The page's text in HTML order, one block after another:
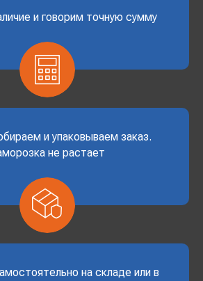
и говорим точную сумму
и упаковываем заказ.
не растает
на складе или в